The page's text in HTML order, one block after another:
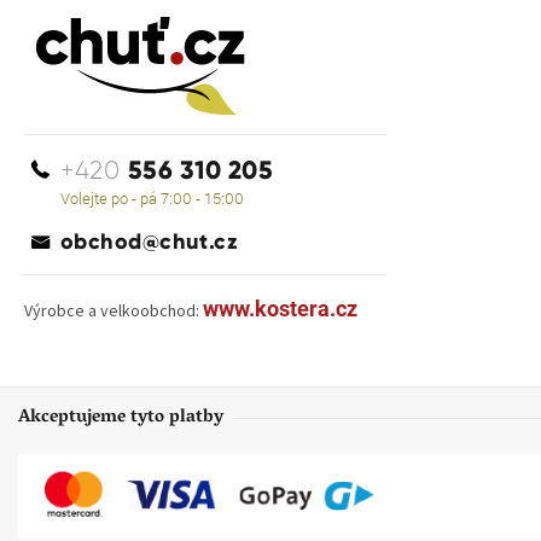
+420 556 310 205
Volejte po - pá 7:00 - 15:00
obchod@chut.cz
Výrobce a velkoobchod: www.kostera.cz
Akceptujeme tyto platby